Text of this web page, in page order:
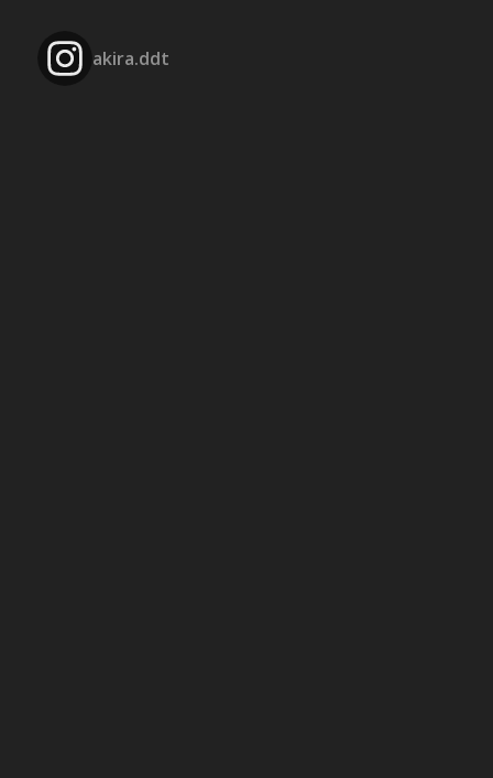
akira.ddt